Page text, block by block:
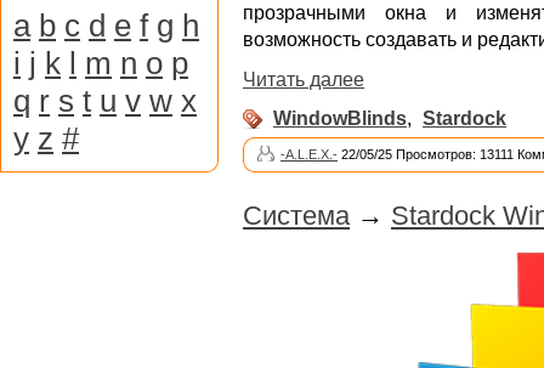
прозрачными окна и
возможность создавать и
Читать далее
WindowBlinds, Stardock
-A.L.E.X.- 22/05/25 Просмотров: 13111
Система → Stardock
a b c d e f g h
i j k l m n o p
q r s t u v w x
y z #